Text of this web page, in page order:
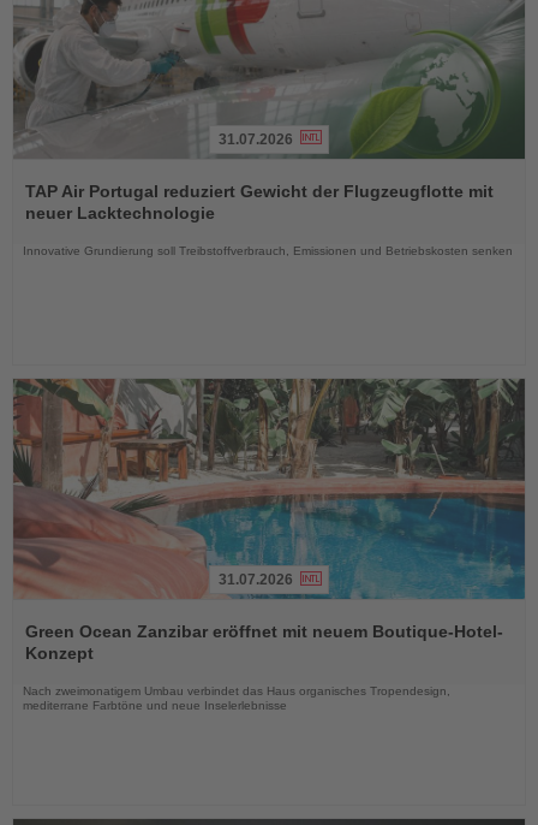
Sie
die
31.07.2026
TAP Air Portugal reduziert Gewicht der Flugzeugflotte mit
neuer Lacktechnologie
Innovative Grundierung soll Treibstoffverbrauch, Emissionen und Betriebskosten senken
Sie
die
Nachrichten
31.07.2026
Green Ocean Zanzibar eröffnet mit neuem Boutique-Hotel-
Konzept
Nach zweimonatigem Umbau verbindet das Haus organisches Tropendesign,
mediterrane Farbtöne und neue Inselerlebnisse